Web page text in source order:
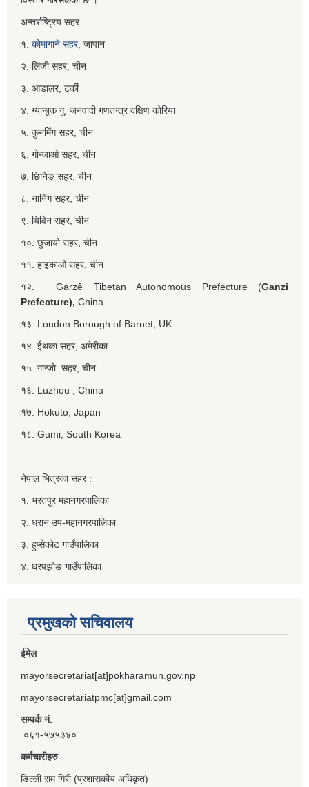
अन्तर्राष्ट्रिय सहर :
१. कोमागाने सहर, जापान
२. लिंजी सहर, चीन
३. आडालर, टर्की
४. ग्यान्बुक गु, जनवादी गणतन्त्र दक्षिण कोरिया
५. कुनमिंग सहर, चीन
६. गोन्जाओ सहर, चीन
७. छिनिङ सहर, चीन
८. नानिंग सहर, चीन
९. यिविन सहर, चीन
१०. छुजायो सहर, चीन
११. हाइकाओ सहर, चीन
१२. Garzê Tibetan Autonomous Prefecture (Ganzi
Prefecture), China
१३. London Borough of Barnet, UK
१४. ईथका सहर, अमेरीका
१५. गान्जो सहर, चीन
१६. Luzhou , China
१७. Hokuto, Japan
१८. Gumi, South Korea
नेपाल भित्रका सहर :
१. भरतपुर महानगरपालिका
२. धरान उप-महानगरपालिका
३. हुप्सेकोट गाउँपालिका
४. घरपझोङ गाउँपालिका
प्रमुखको सचिवालय
ईमेल
mayorsecretariat[at]pokharamun.gov.np
mayorsecretariatpmc[at]gmail.com
सम्पर्क नं.
०६१-५७५३४०
कर्मचारीहरु
डिल्ली राम गिरी (प्रशासकीय अधिकृत)